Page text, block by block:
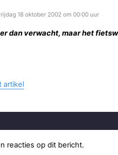
18 oktober 2002 om 00:00 uur
dan verwacht, maar het
artikel
reacties op dit bericht.